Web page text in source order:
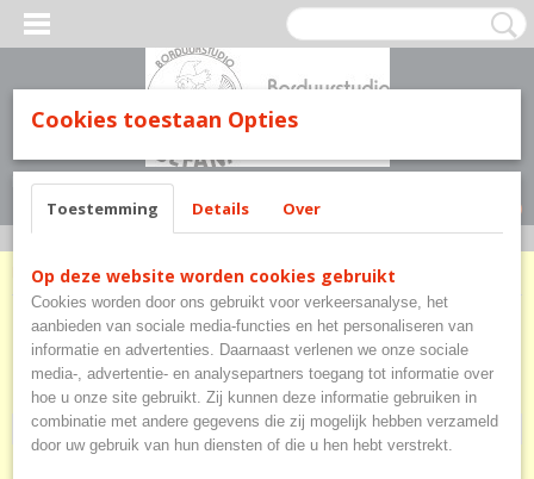
Inloggen Registreren
(0)
Home >Baby en kinderen>Slabbetjes
Baby en kinderen
Havlu
Slabbetjes
Omslagdoeken
Cookies toestaan Opties
Toestemming Details Over
Op deze website worden cookies gebruikt
Cookies worden door ons gebruikt voor verkeersanalyse, het
aanbieden van sociale media-functies en het personaliseren van
informatie en advertenties. Daarnaast verlenen we onze sociale
media-, advertentie- en analysepartners toegang tot informatie over
hoe u onze site gebruikt. Zij kunnen deze informatie gebruiken in
combinatie met andere gegevens die zij mogelijk hebben verzameld
door uw gebruik van hun diensten of die u hen hebt verstrekt.